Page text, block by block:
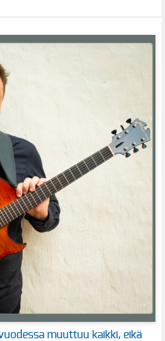
muuttuu kaikki, eikä